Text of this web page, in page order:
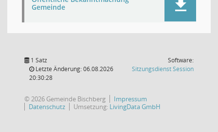
Gemeinde
1 Satz
Letzte Änderung: 06.08.2026
20:30:28
Software:
SitzungsdienstSession(Wird in
© 2026 Gemeinde Bischberg
Impressum
Datenschutz
Umsetzung: LivingData GmbH